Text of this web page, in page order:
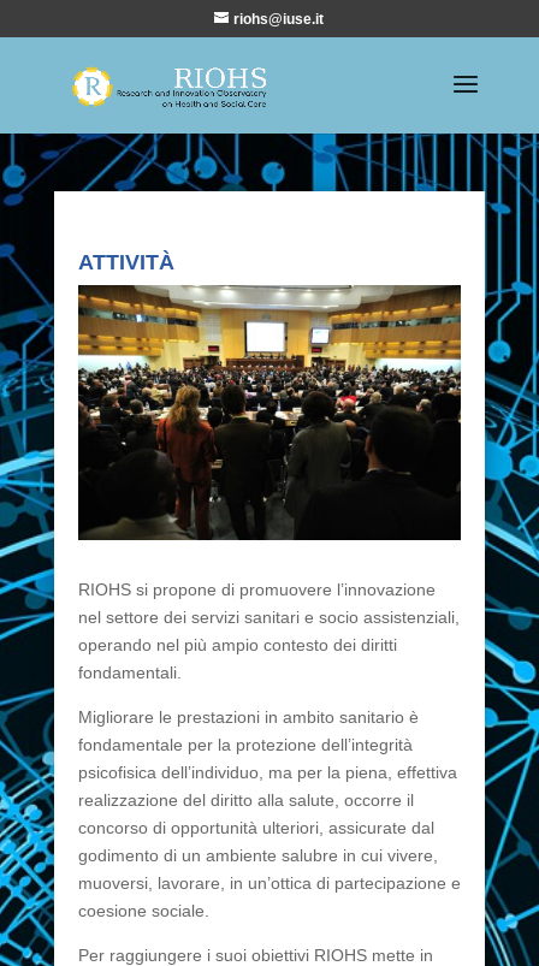
riohs@iuse.it
ATTIVITÀ
RIOHS si propone di promuovere l’innovazione
nel settore dei servizi sanitari e socio assistenziali,
operando nel più ampio contesto dei diritti
fondamentali.
Migliorare le prestazioni in ambito sanitario è
fondamentale per la protezione dell’integrità
psicofisica dell’individuo, ma per la piena, effettiva
realizzazione del diritto alla salute, occorre il
concorso di opportunità ulteriori, assicurate dal
godimento di un ambiente salubre in cui vivere,
muoversi, lavorare, in un’ottica di partecipazione e
coesione sociale.
Per raggiungere i suoi obiettivi RIOHS mette in